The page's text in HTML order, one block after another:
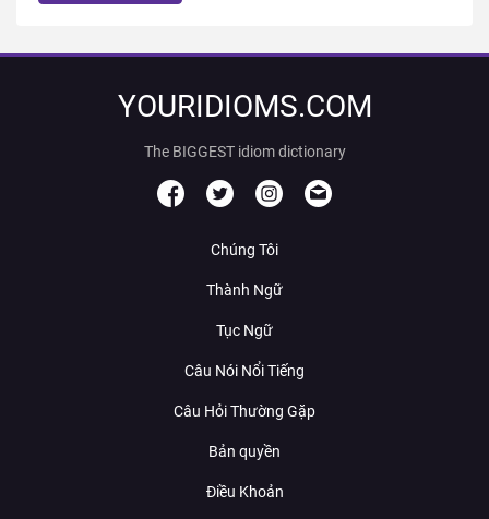
YOURIDIOMS.COM
The BIGGEST idiom dictionary
Chúng Tôi
Thành Ngữ
Tục Ngữ
Câu Nói Nổi Tiếng
Câu Hỏi Thường Gặp
Bản quyền
Điều Khoản